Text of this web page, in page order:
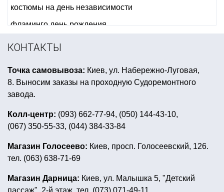
костюмы на день независимости
фламинго день рождения
костюмы героев мультфильмов купить
товары для праздника человек паук
подарок невесте на девичник
новогодний ободок купить
все для дня рождения в стиле лол
мексиканская атрибутика
оформление ярмарки в школе
КОНТАКТЫ
Точка самовывоза: Киев, ул. Набережно-Луговая,
8. Выносим заказы на проходную Судоремонтного
завода.
Колл-центр: (093) 662-77-94, (050) 144-43-10,
(067) 350-55-33, (044) 384-33-84
Магазин Голосеево: Киев, просп. Голосеевский, 126.
тел. (063) 638-71-69
Магазин Дарница: Киев, ул. Малышка 5, "Детский
пассаж", 2-й этаж. тел. (073) 071-49-11